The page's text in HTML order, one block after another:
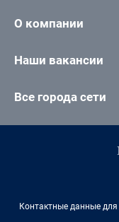
О компании
Наши вакансии
Все города сети
Контактные данные